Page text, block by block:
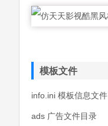
模板文件
info.ini 模板信息文件
ads 广告文件目录